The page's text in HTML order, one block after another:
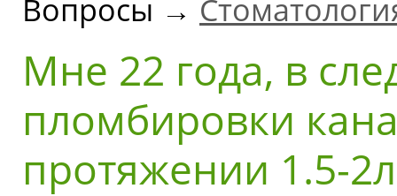
Вопросы →
Мне 22 года, в
пломбировки
протяжении 1.5-